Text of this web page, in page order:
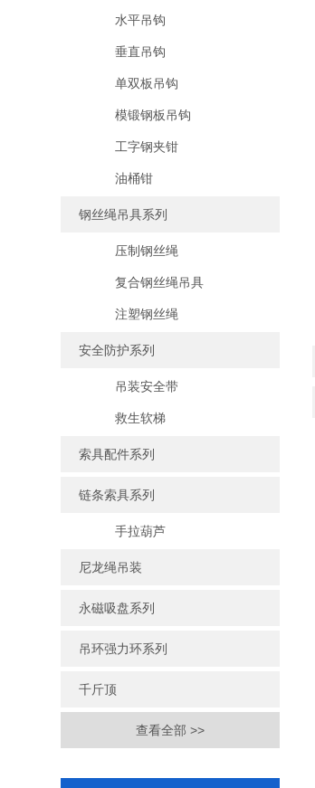
水平吊钩
垂直吊钩
单双板吊钩
模锻钢板吊钩
工字钢夹钳
油桶钳
钢丝绳吊具系列
压制钢丝绳
复合钢丝绳吊具
注塑钢丝绳
安全防护系列
吊装安全带
救生软梯
索具配件系列
链条索具系列
手拉葫芦
尼龙绳吊装
永磁吸盘系列
吊环强力环系列
千斤顶
查看全部 >>